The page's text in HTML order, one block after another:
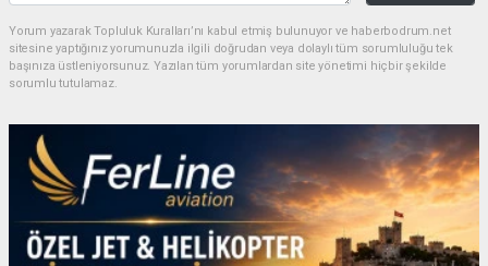
Yorum yazarak Topluluk Kuralları’nı kabul etmiş bulunuyor ve haberbodrum.net
sitesine yaptığınız yorumunuzla ilgili doğrudan veya dolaylı tüm sorumluluğu tek
başınıza üstleniyorsunuz. Yazılan tüm yorumlardan site yönetimi hiçbir şekilde
sorumlu tutulamaz.